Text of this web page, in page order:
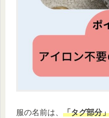
服の名前は、 「タグ部分